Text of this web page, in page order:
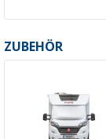
ZUBEHÖR